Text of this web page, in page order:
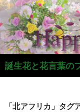
コ
ン
テ
ン
ツ
へ
ス
誕生花と花言葉の
検
索
「北アフリカ」タグ